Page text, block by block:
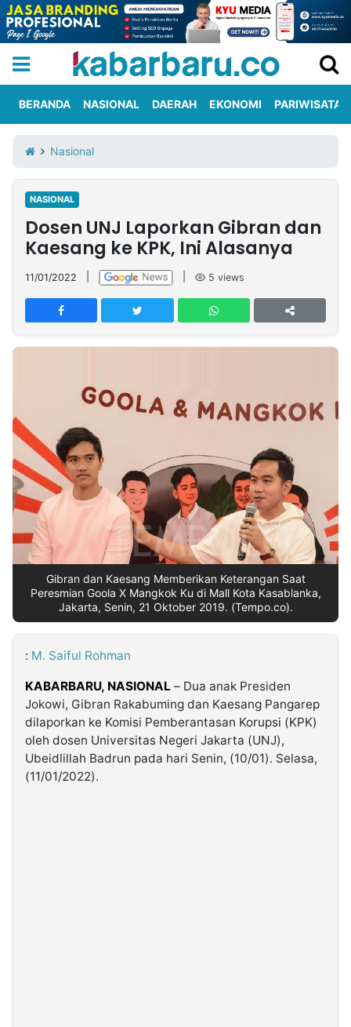
Iklan
Berita
Kami
Nasional
International
Olahraga
Entertainment
Daerah
Pariwisata
Kuliner
Kolom
Network
PT
TREETAN
MULTIMEDIA
Partner
Insight
NTB
Suara
Time
Lens
IDN
Daily
Jogja
Jalan
Rakyat
Idealita
News
Kita
Notice
Dinamikapost.com
Radar
Baru
Seedbacklink
Kabarbaru
Kabarbaru.co
2026
BERANDA NASIONAL DAERAH EKONOMI PARIWISATA
Nasional
NASIONAL
Dosen UNJ Laporkan Gibran dan
Kaesang ke KPK, Ini Alasanya
11/01/2022 5 views
Gibran dan Kaesang Memberikan Keterangan Saat
Peresmian Goola X Mangkok Ku di Mall Kota Kasablanka,
Jakarta, Senin, 21 Oktober 2019. (Tempo.co).
: M. Saiful Rohman
KABARBARU, NASIONAL – Dua anak Presiden
Jokowi, Gibran Rakabuming dan Kaesang Pangarep
dilaporkan ke Komisi Pemberantasan Korupsi (KPK)
oleh dosen Universitas Negeri Jakarta (UNJ),
Ubeidlillah Badrun pada hari Senin, (10/01). Selasa,
(11/01/2022).